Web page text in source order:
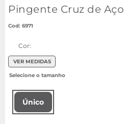
Pingente Cruz de Aço
: 6971
Cor:
VER MEDIDAS
Único